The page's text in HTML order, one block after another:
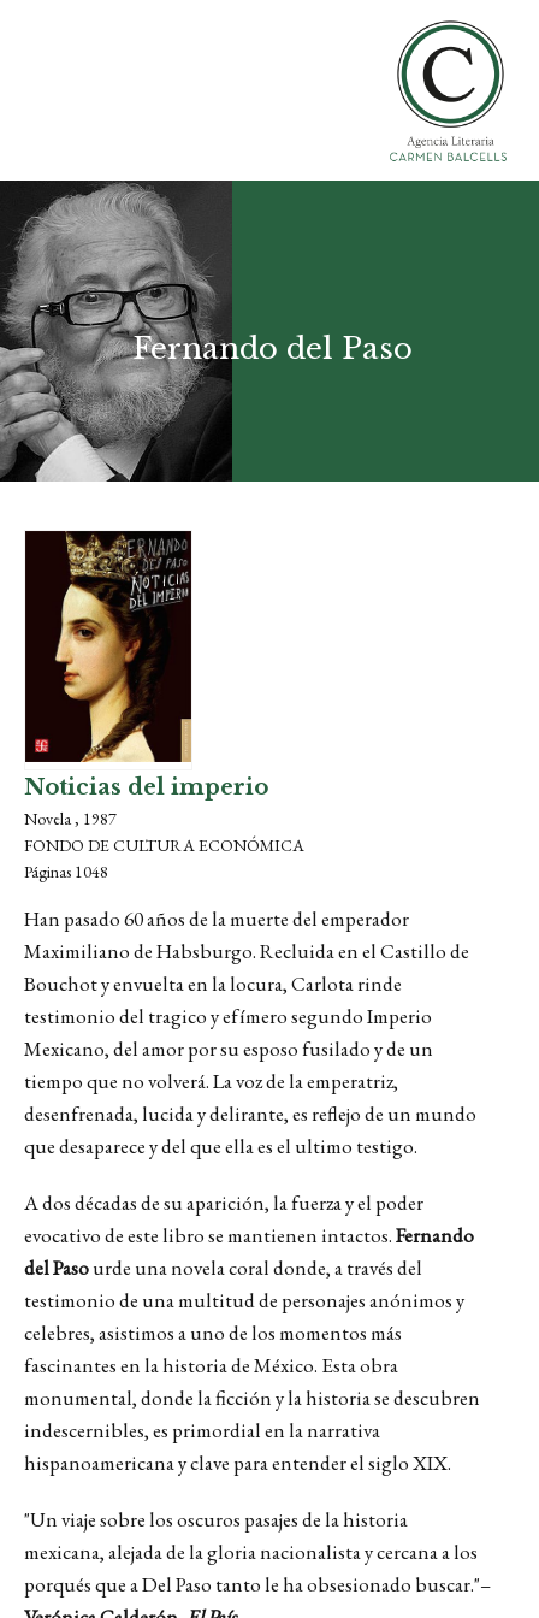
Fernando del Paso
Noticias del imperio
Novela , 1987
FONDO DE CULTURA ECONÓMICA
Páginas 1048
Han pasado 60 años de la muerte del emperador
Maximiliano de Habsburgo. Recluida en el Castillo de
Bouchot y envuelta en la locura, Carlota rinde
testimonio del tragico y efímero segundo Imperio
Mexicano, del amor por su esposo fusilado y de un
tiempo que no volverá. La voz de la emperatriz,
desenfrenada, lucida y delirante, es reflejo de un mundo
que desaparece y del que ella es el ultimo testigo.
A dos décadas de su aparición, la fuerza y el poder
evocativo de este libro se mantienen intactos.Fernando
del Pasourde una novela coral donde, a través del
testimonio de una multitud de personajes anónimos y
celebres, asistimos a uno de los momentos más
fascinantes en la historia de México. Esta obra
monumental, donde la ficción y la historia se descubren
indescernibles, es primordial en la narrativa
hispanoamericana y clave para entender el siglo XIX.
"Un viaje sobre los oscuros pasajes de la historia
mexicana, alejada de la gloria nacionalista y cercana a los
porqués que a Del Paso tanto le ha obsesionado buscar."–